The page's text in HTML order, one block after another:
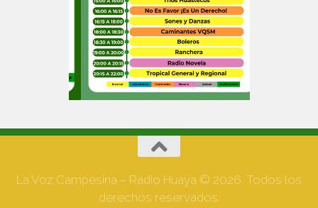
La Voz Campesina – Radio Huaya © 2026. Todos los
derechos reservados.